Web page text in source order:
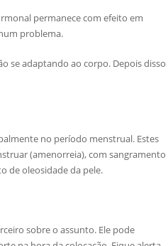
permanece com efeito em
problema.
se adaptando ao corpo. Depois disso
no período menstrual. Estes
(amenorreia), com sangramento
de oleosidade da pele.
sobre o assunto. Ele pode